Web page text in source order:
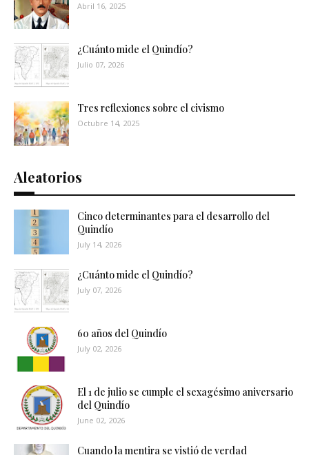
Abril 16, 2025
¿Cuánto mide el Quindío?
Julio 07, 2026
Tres reflexiones sobre el civismo
Octubre 14, 2025
Aleatorios
Cinco determinantes para el desarrollo del
Quindío
July 14, 2026
¿Cuánto mide el Quindío?
July 07, 2026
60 años del Quindío
July 02, 2026
El 1 de julio se cumple el sexagésimo aniversario
del Quindío
June 02, 2026
Cuando la mentira se vistió de verdad